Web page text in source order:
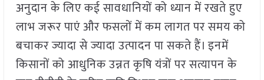
अनुदान के लिए कई सावधानियों को ध्यान में रखते हुए
लाभ जरूर पाएं और फसलों में कम लागत पर समय को
बचाकर ज्यादा से ज्यादा उत्पादन पा सकते हैं। इनमें
किसानों को आधुनिक उन्नत कृषि यंत्रों पर सत्यापन के